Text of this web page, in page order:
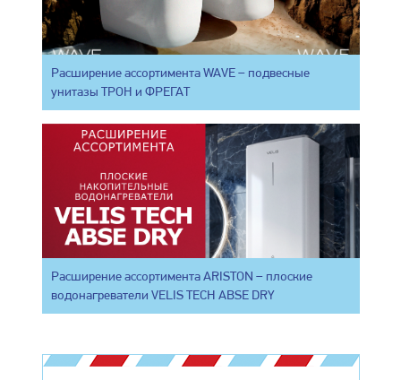
Расширение ассортимента WAVE – подвесные
унитазы ТРОН и ФРЕГАТ
Расширение ассортимента ARISTON – плоские
водонагреватели VELIS TECH ABSE DRY